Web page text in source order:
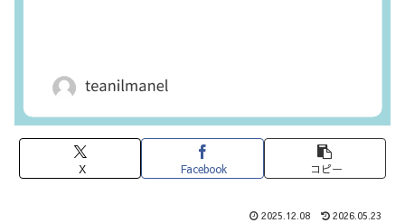
X Facebook コピー
2025.12.08 2026.05.23